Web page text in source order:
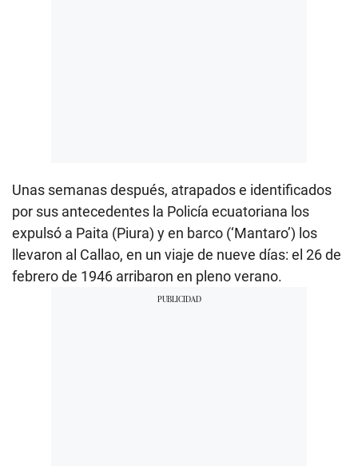
Unas semanas después, atrapados e identificados
por sus antecedentes la Policía ecuatoriana los
expulsó a Paita (Piura) y en barco (‘Mantaro’) los
llevaron al Callao, en un viaje de nueve días: el 26 de
febrero de 1946 arribaron en pleno verano.